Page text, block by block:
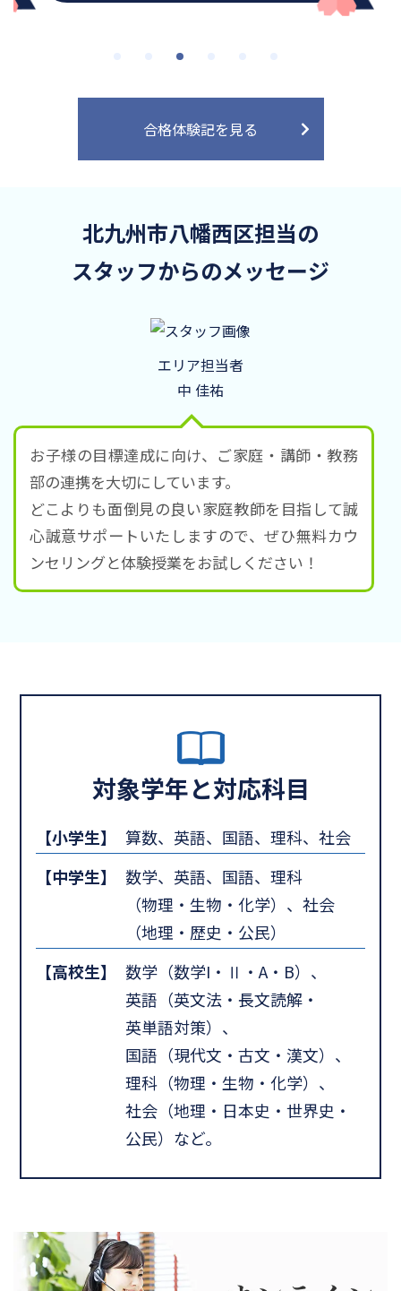
合格体験記を見る
北九州市八幡西区担当の
スタッフからのメッセージ
エリア担当者
中 佳祐
お子様の目標達成に向け、ご家庭・講師・教務
部の連携を大切にしています。
どこよりも面倒見の良い家庭教師を目指して誠
心誠意サポートいたしますので、ぜひ無料カウ
ンセリングと体験授業をお試しください！
対象学年と対応科目
【小学生】
算数、英語、国語、理科、社会
【中学生】
数学、英語、国語、理科
（物理・生物・化学）、社会
（地理・歴史・公民）
【高校生】
数学（数学I・Ⅱ・A・B）、
英語（英文法・長文読解・
英単語対策）、
国語（現代文・古文・漢文）、
理科（物理・生物・化学）、
社会（地理・日本史・世界史・
公民）など。